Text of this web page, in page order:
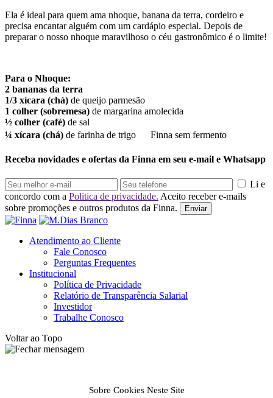
Ela é ideal para quem ama nhoque, banana da terra, cordeiro e
precisa encantar alguém com um cardápio especial. Depois de
preparar o nosso nhoque maravilhoso o céu gastronômico é o limite!
Para o Nhoque:
2 bananas da terra
1/3 xícara (chá) de queijo parmesão
1 colher (sobremesa) de margarina amolecida
½ colher (café) de sal
¼ xícara (chá) de farinha de trigo Finna sem fermento
Receba novidades e ofertas da Finna em seu e-mail e Whatsapp
Li e
concordo com a Politica de privacidade. Aceito receber e-mails
sobre promoções e outros produtos da Finna.
Enviar
Atendimento ao Cliente
Fale Conosco
Perguntas Frequentes
Institucional
Política de Privacidade
Relatório de Transparência Salarial
Investidor
Trabalhe Conosco
Voltar ao Topo
Sobre Cookies Neste Site